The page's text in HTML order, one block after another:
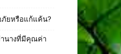
ภัยหรือแก้แค้น?
นางที่มีคุณค่า